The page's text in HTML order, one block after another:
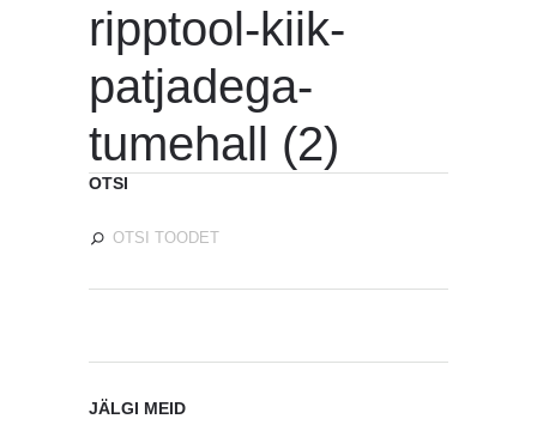
ripptool-kiik-
patjadega-
tumehall (2)
OTSI
JÄLGI MEID